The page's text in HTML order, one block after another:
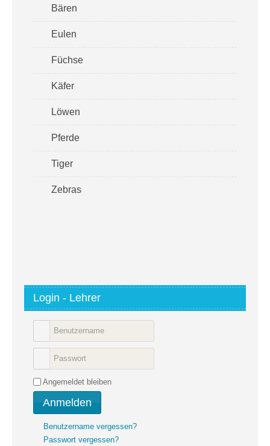
Bären
Eulen
Füchse
Käfer
Löwen
Pferde
Tiger
Zebras
Login - Lehrer
Angemeldet bleiben
Anmelden
Benutzername vergessen?
Passwort vergessen?